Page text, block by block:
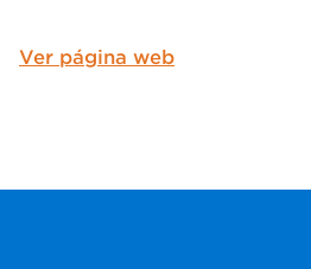
Ver página web